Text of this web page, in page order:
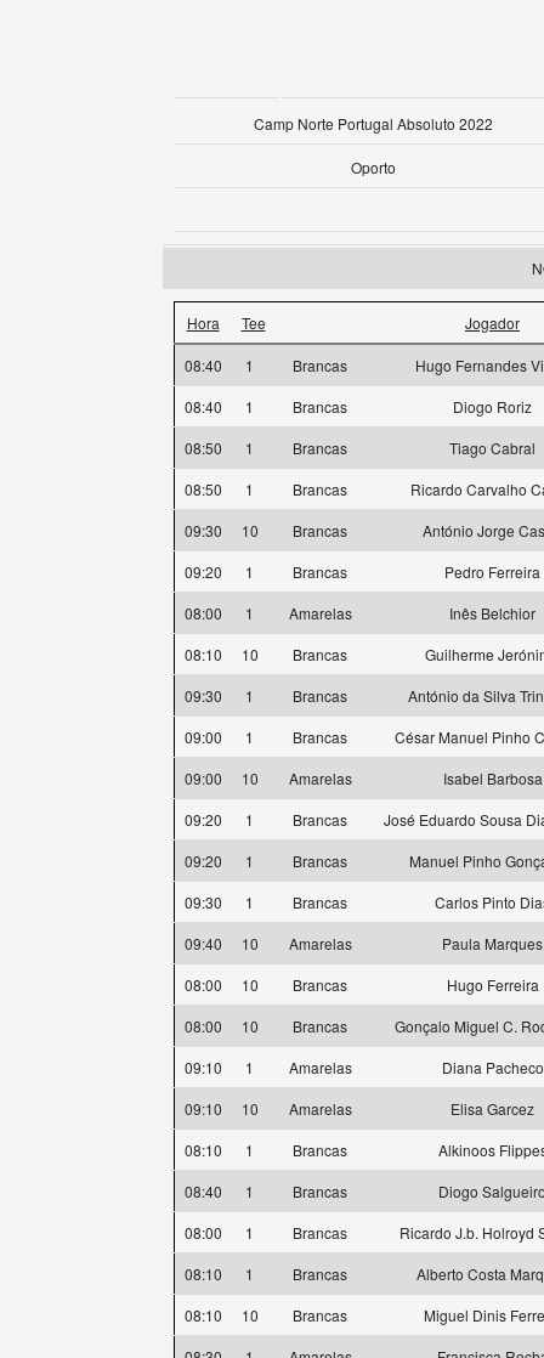
Camp Norte Portugal Absoluto 2022
Oporto
Hora Tee Jogador
08:40 1 Brancas
Hugo Fernandes
08:40
1 Brancas
Diogo Roriz
08:50
1 Brancas
Tiago Cabral
08:50
1 Brancas
Ricardo Carvalho
09:30
10 Brancas
António Jorge
09:20
1 Brancas
Pedro Ferreira
08:00
1 Amarelas
Inês Belchior
08:10
10 Brancas
Guilherme
09:30
1 Brancas
António da Silva
09:00
1 Brancas
César Manuel Pinho
09:00
10 Amarelas
Isabel Barbosa
09:20
1 Brancas
José Eduardo Sousa
09:20
1 Brancas
Manuel Pinho
09:30
1 Brancas
Carlos Pinto
09:40
10 Amarelas
Paula Marques
08:00
10 Brancas
Hugo Ferreira
08:00
10 Brancas
Gonçalo Miguel C.
09:10
1 Amarelas
Diana Pacheco
09:10
10 Amarelas
Elisa Garcez
08:10
1 Brancas
Alkinoos
08:40
1 Brancas
Diogo
08:00
1 Brancas
Ricardo J.b. Holroyd
08:10
1 Brancas
Alberto Costa
08:10
10 Brancas
Miguel Dinis